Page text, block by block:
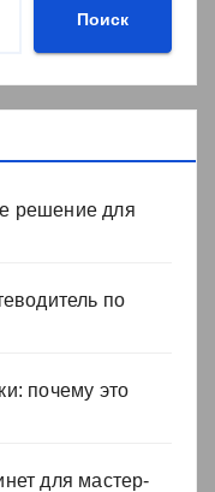
Поиск
решение для
по
почему это
для мастер-